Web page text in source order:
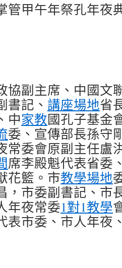
管甲午年祭孔年夜
協副主席、中國文
書記、 講座場地省
中家教國孔子基金
委、宣傳部長孫守
常委會原副主任盧
席李殿魁代表省委
花籃。市教學場地
，市委副書記、市
年夜常委1對1教學
表市委、市人年夜